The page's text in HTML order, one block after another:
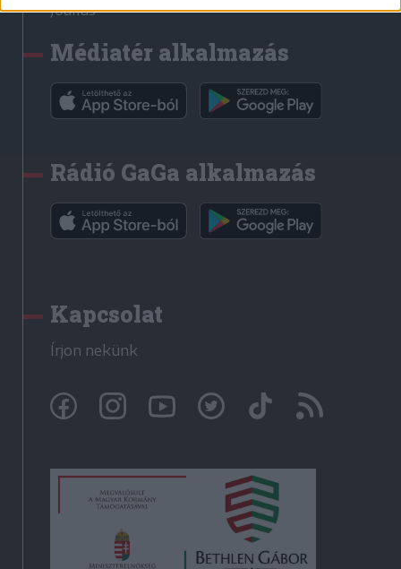
Jóállás
Médiatér alkalmazás
Rádió GaGa alkalmazás
Kapcsolat
Írjon nekünk